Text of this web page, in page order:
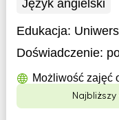
Język angielski
Edukacja:
Doświadczenie:
Możliwość zajęć